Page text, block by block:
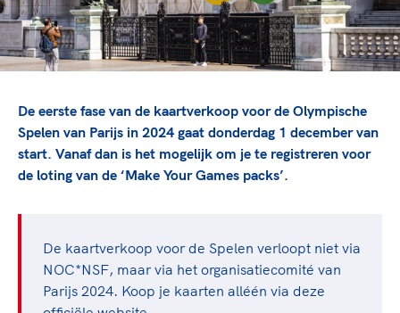
Game Changer
TeamNL kids
Nieuwspagina
Columns
Sport gaat niet vanzelf
Duurzaamheid
Bekwaam sportkader
Vitale clubs en bestuurlijk kader
Sportmatch
Clubacties
Handboek Wet- en Regelgeving
High5 Stappenplan
Ruimte voor sport
TeamNL Sport Science Centre
Paralympische Spelen LA28
Europese Spelen Istanbul 2027
Maatschappelijke waarde topsport
Top teamsportcompetities
De eerste fase van de kaartverkoop voor de Olympische
Spelen van Parijs in 2024 gaat donderdag 1 december van
start. Vanaf dan is het mogelijk om je te registreren voor
de loting van de ‘Make Your Games packs’.
De kaartverkoop voor de Spelen verloopt niet via
NOC*NSF, maar via het organisatiecomité van
Parijs 2024. Koop je kaarten alléén via deze